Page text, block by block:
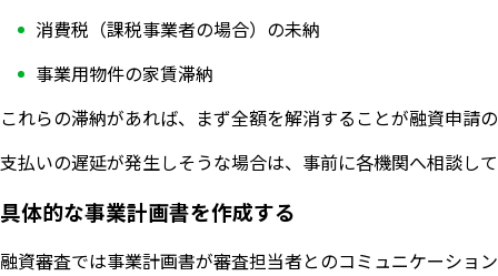
消費税（課税事業者の場合）の未納
事業用物件の家賃滞納
これらの滞納があれば、まず全額を解消することが融資申請
支払いの遅延が発生しそうな場合は、事前に各機関へ相談し
具体的な事業計画書を作成する
融資審査では事業計画書が審査担当者とのコミュニケーショ